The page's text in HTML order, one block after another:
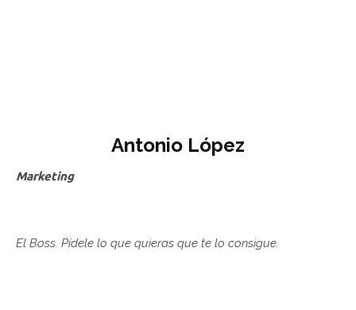
Antonio López
Marketing
El Boss. Pídele lo que quieras que te lo consigue.